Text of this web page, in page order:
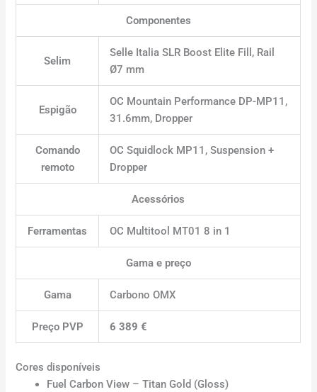
Componentes
Selim
Selle Italia SLR Boost Elite Fill, Rail
Ø7 mm
Espigão
OC Mountain Performance DP-MP11,
31.6mm, Dropper
Comando
remoto
OC Squidlock MP11, Suspension +
Dropper
Acessórios
Ferramentas OC Multitool MT01 8 in 1
Gama e preço
Gama Carbono OMX
Preço PVP 6 389 €
Cores disponíveis
Fuel Carbon View – Titan Gold (Gloss)